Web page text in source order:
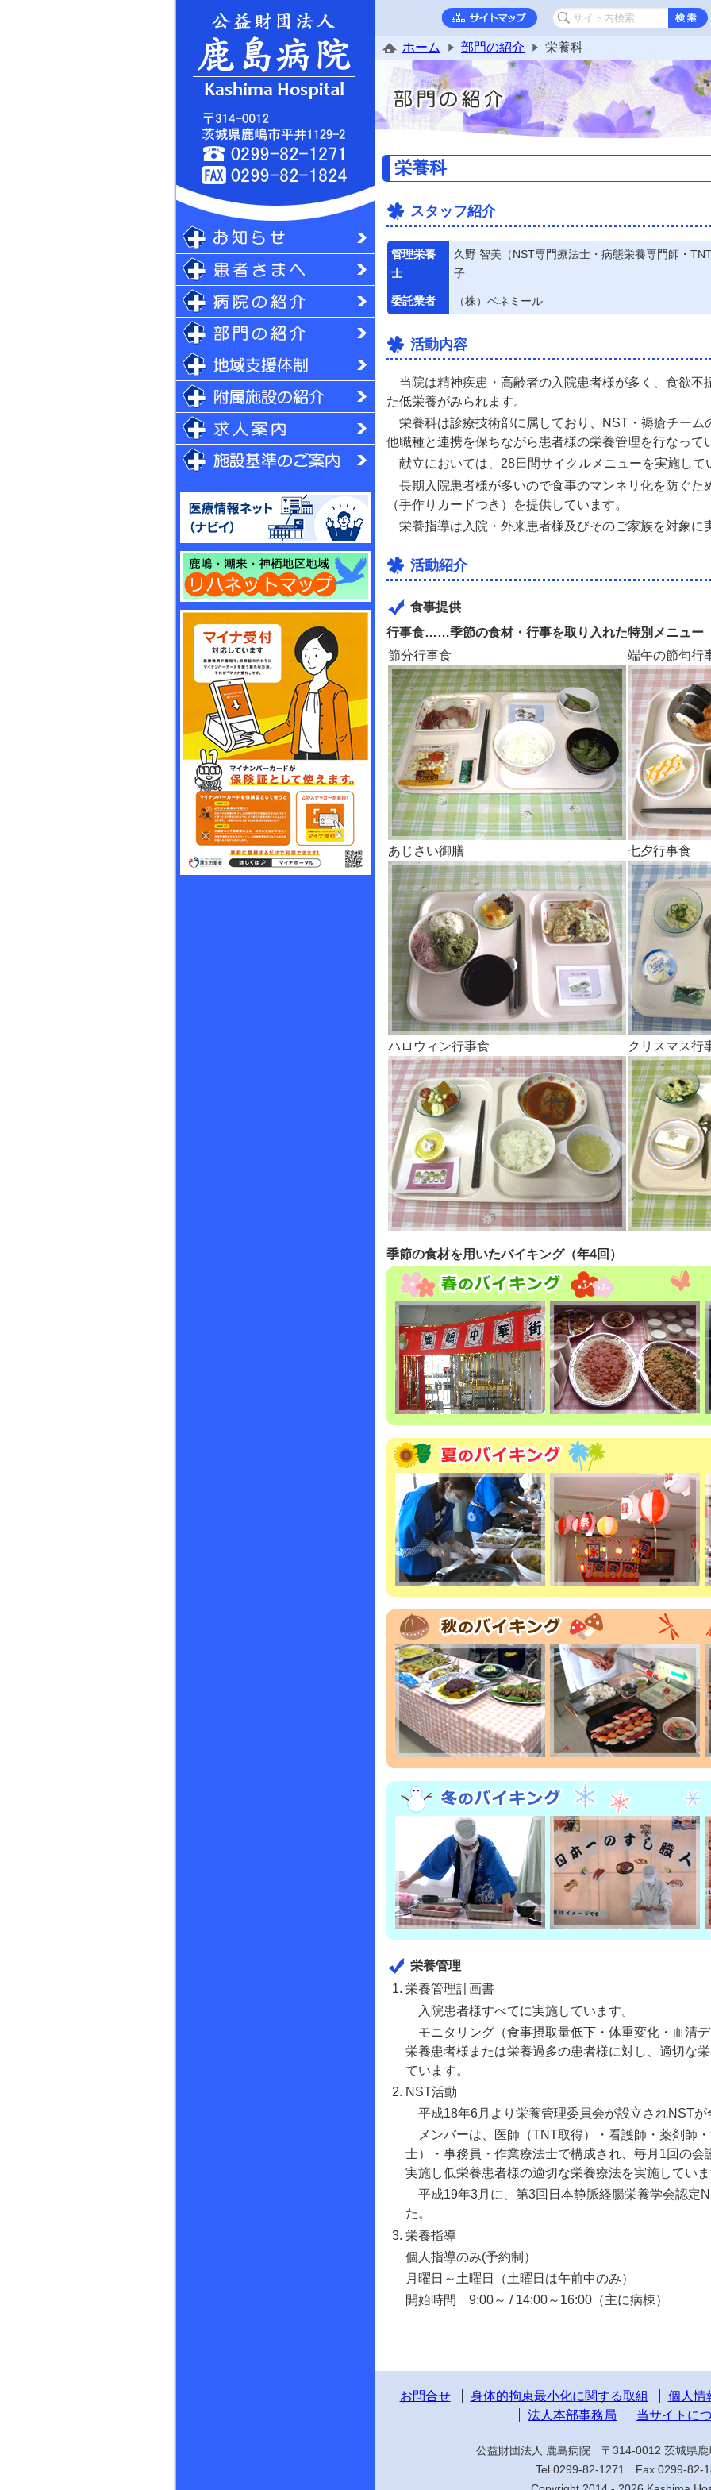
ホーム 部門の紹介 栄養科
栄養科
スタッフ紹介
管理栄養
士
久野 智美（NST専門療法士・病態栄養専門師・
子
委託業者 （株）ベネミール
活動内容
当院は精神疾患・高齢者の入院患者様が多く、食欲不
た低栄養がみられます。
栄養科は診療技術部に属しており、NST・褥瘡チーム
他職種と連携を保ちながら患者様の栄養管理を行なって
献立においては、28日間サイクルメニューを実施して
長期入院患者様が多いので食事のマンネリ化を防ぐた
（手作りカードつき）を提供しています。
栄養指導は入院・外来患者様及びそのご家族を対象に
活動紹介
食事提供
行事食……季節の食材・行事を取り入れた特別メニュー
節分行事食
端午の節句行
あじさい御膳 七夕行事食
ハロウィン行事食 クリスマス行
季節の食材を用いたバイキング（年4回）
栄養管理
栄養管理計画書
入院患者様すべてに実施しています。
モニタリング（食事摂取量低下・体重変化・血清
栄養患者様または栄養過多の患者様に対し、適切な
ています。
NST活動
平成18年6月より栄養管理委員会が設立されNSTが
メンバーは、医師（TNT取得）・看護師・薬剤師
士）・事務員・作業療法士で構成され、毎月1回の
実施し低栄養患者様の適切な栄養療法を実施してい
平成19年3月に、第3回日本静脈経腸栄養学会認定
た。
栄養指導
個人指導のみ(予約制）
月曜日～土曜日（土曜日は午前中のみ）
開始時間 9:00～ / 14:00～16:00（主に病棟）
お問合せ 身体的拘束最小化に関する取組
個人情
法人本部事務局
当サイトに
公益財団法人 鹿島病院 〒314-0012 茨城県鹿
Tel.0299-82-1271 Fax.0299-82-